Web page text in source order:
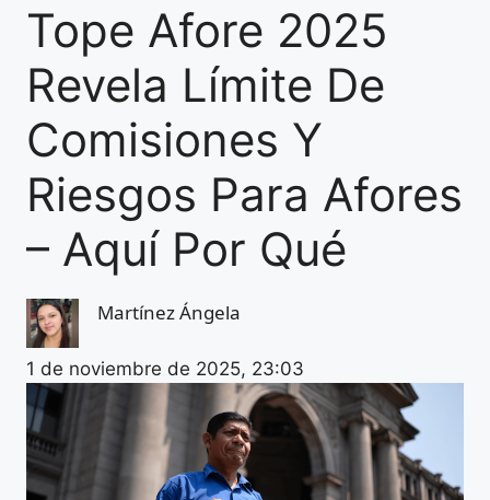
Tope Afore 2025
Revela Límite De
Comisiones Y
Riesgos Para Afores
– Aquí Por Qué
Martínez Ángela
1 de noviembre de 2025, 23:03